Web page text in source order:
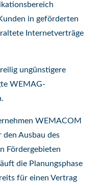
in geförderten
Internetverträge
ungünstigere
WEMAG-
WEMACOM
Ausbau des
Fördergebieten
die Planungsphase
für einen Vertrag